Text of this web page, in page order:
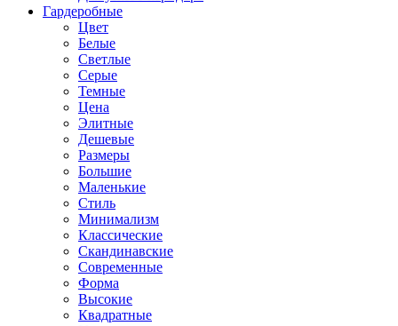
Гардеробные
Цвет
Белые
Светлые
Серые
Темные
Цена
Элитные
Дешевые
Размеры
Большие
Маленькие
Стиль
Минимализм
Классические
Скандинавские
Современные
Форма
Высокие
Квадратные